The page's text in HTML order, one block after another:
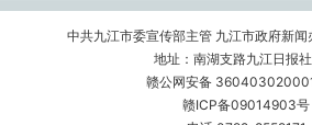
中共九江市委宣传部主管 九江市政府新
地址：南湖支路九江日报
赣公网安备
赣ICP备09014903号